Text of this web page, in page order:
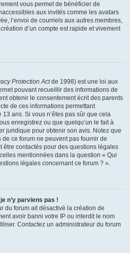
vous permet de bénéficier de
aux invités comme les avatars
l’envoi de courriels aux autres membres,
d’un compte est rapide et vivement
Protection Actde 1998) est une loi aux
pouvant recueillir des informations de
obtenir le consentement écrit des parents
de ces informations permettant
ans. Si vous n’êtes pas sûr que cela
enregistrez ou que quelqu’un le fait à
juridique pour obtenir son avis. Notez que
ce forum ne peuvent pas fournir de
contactés pour des questions légales
mentionnées dans la question « Qui
légales concernant ce forum ? ».
n’y parviens pas !
du forum ait désactivé la création de
avoir banni votre IP ou interdit le nom
Contactez un administrateur du forum